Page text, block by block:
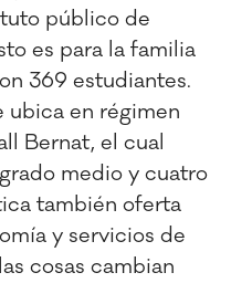
público de
es para la familia
369 estudiantes.
ubica en régimen
Bernat, el cual
medio y cuatro
también oferta
y servicios de
cosas cambian